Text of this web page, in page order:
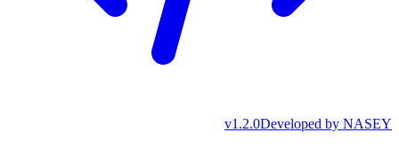
Developed by NASEY
v1.2.0